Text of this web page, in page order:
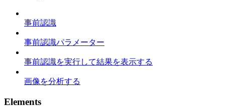
事前認識
事前認識パラメーター
事前認識を実行して結果を表示する
画像を分析する
Elements